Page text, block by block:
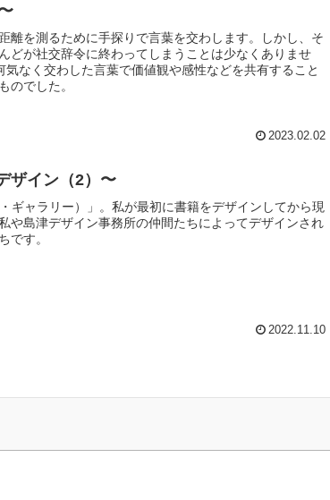
離を測るために手探りで言葉を交わします。しかし、そ
どが社交辞令に終わってしまうことは少なくありませ
気なく交わした言葉で価値観や感性などを共有すること
のでした。
2023.02.02
〜本のデザイン（2）〜
ギャラリー）」。私が最初に書籍をデザインしてから現
や島津デザイン事務所の仲間たちによってデザインされ
です。
2022.11.10